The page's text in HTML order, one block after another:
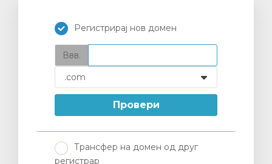
Регистрирај нов домен
Ввв.
Провери
Трансфер на домен од друг
регистрар